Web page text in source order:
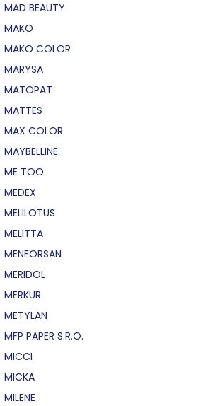
MAD BEAUTY
MAKO
MAKO COLOR
MARYSA
MATOPAT
MATTES
MAX COLOR
MAYBELLINE
ME TOO
MEDEX
MELILOTUS
MELITTA
MENFORSAN
MERIDOL
MERKUR
METYLAN
MFP PAPER S.R.O.
MICCI
MICKA
MILENE